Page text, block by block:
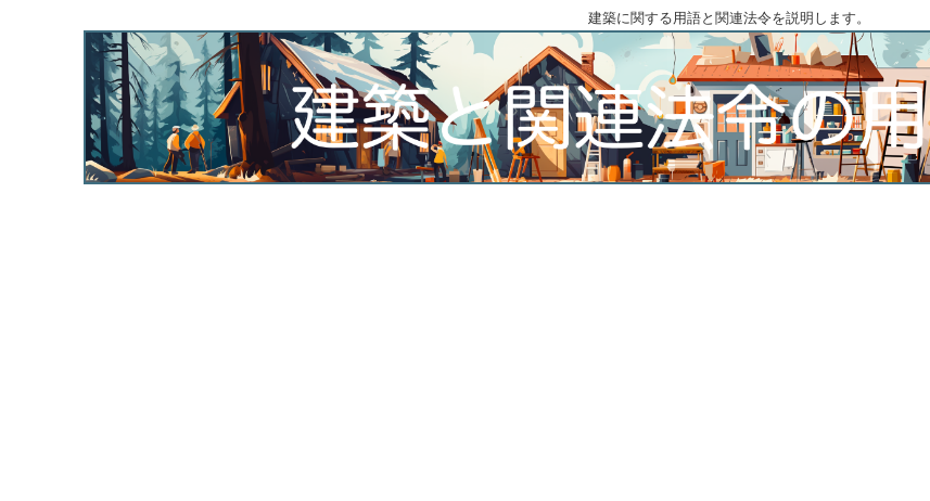
建築に関する用語と関連法令を説明します。